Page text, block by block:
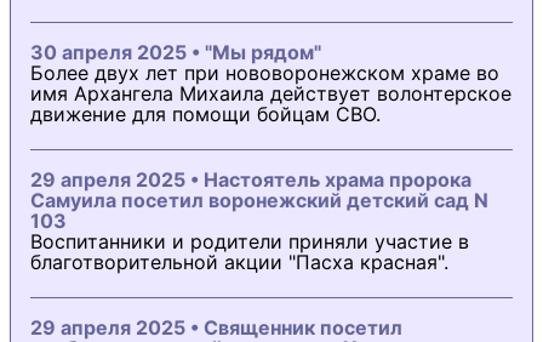
30 апреля 2025 • "Мы рядом"
Более двух лет при нововоронежском храме во
имя Архангела Михаила действует волонтерское
движение для помощи бойцам СВО.
29 апреля 2025 • Настоятель храма пророка
Самуила посетил воронежский детский сад N
103
Воспитанники и родители приняли участие в
благотворительной акции "Пасха красная".
29 апреля 2025 • Священник посетил